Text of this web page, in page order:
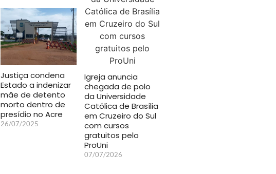
Igreja anuncia
chegada de polo
da Universidade
Católica de Brasília
em Cruzeiro do Sul
com cursos
gratuitos pelo
ProUni
07/07/2026
Justiça condena
Estado a indenizar
mãe de detento
morto dentro de
presídio no Acre
26/07/2025